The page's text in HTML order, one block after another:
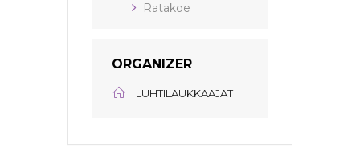
Ratakoe
ORGANIZER
LUHTILAUKKAAJAT